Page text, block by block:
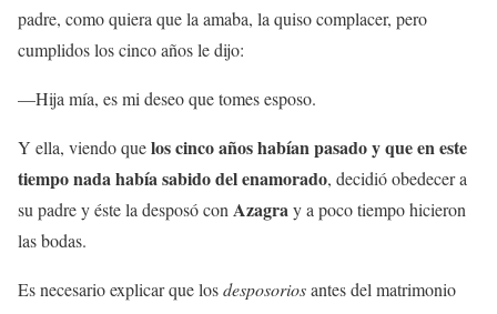
padre, como quiera que la amaba, la quiso complacer, pero
cumplidos los cinco años le dijo:
—Hija mía, es mi deseo que tomes esposo.
Y ella, viendo quelos cinco años habían pasado y que en este
tiempo nada había sabido del enamorado, decidió obedecer a
su padre y éste la desposó con Azagray a poco tiempo hicieron
las bodas.
Es necesario explicar que losdesposoriosantes del matrimonio